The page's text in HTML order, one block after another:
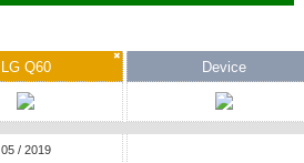
✖
LG Q60 Device
05 / 2019